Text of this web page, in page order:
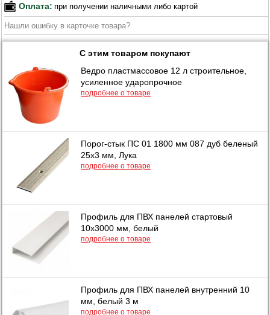
Оплата: при получении наличными либо картой
Нашли ошибку в карточке товара?
С этим товаром покупают
Ведро пластмассовое 12 л строительное,
усиленное ударопрочное
подробнее о товаре
Порог-стык ПС 01 1800 мм 087 дуб беленый
25х3 мм, Лука
подробнее о товаре
Профиль для ПВХ панелей стартовый
10х3000 мм, белый
подробнее о товаре
Профиль для ПВХ панелей внутренний 10
мм, белый 3 м
подробнее о товаре